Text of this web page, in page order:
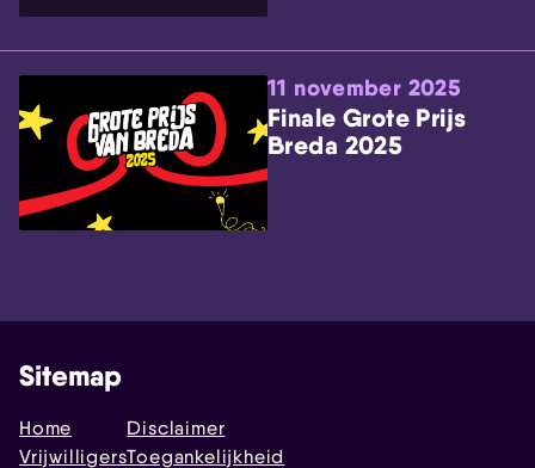
11 november 2025
Finale Grote Prijs
Breda 2025
Sitemap
Home
Vrijwilligers
Disclaimer
Toegankelijkheid